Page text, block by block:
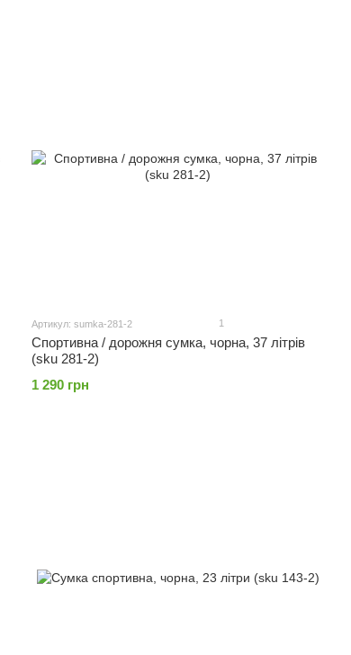
Артикул: sumka-281-2 1
Спортивна / дорожня сумка, чорна, 37 літрів
(sku 281-2)
1 290 грн